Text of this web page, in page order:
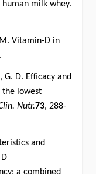
milk whey.
Vitamin-D in
G. D. Efficacy and
the lowest
Nutr.73, 288-
and